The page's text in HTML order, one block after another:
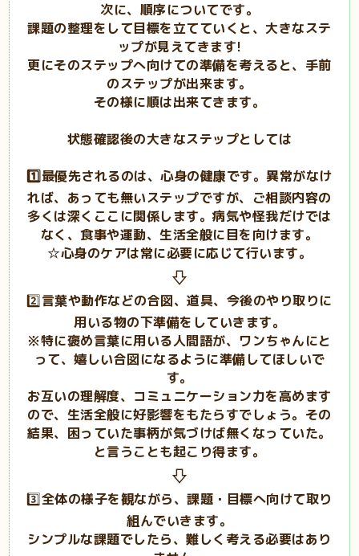
次に、順序についてです。
課題の整理をして目標を立てていくと、大きなステ
ップが見えてきます!
更にそのステップへ向けての準備を考えると、手前
のステップが出来ます。
その様に順は出来てきます。
状態確認後の大きなステップとしては
1️⃣最優先されるのは、心身の健康です。異常がなけ
れば、あっても無いステップですが、ご相談内容の
多くは深くここに関係します。病気や怪我だけでは
なく、食事や運動、生活全般に目を向けます。
☆心身のケアは常に必要に応じて行います。
⇩
2️⃣言葉や動作などの合図、道具、今後のやり取りに
用いる物の下準備をしていきます。
※特に褒め言葉に用いる人間語が、ワンちゃんにと
って、嬉しい合図になるように準備してほしいで
す。
お互いの理解度、コミュニケーション力を高めます
ので、生活全般に好影響をもたらすでしょう。その
結果、困っていた事柄が気づけば無くなっていた。
と言うことも起こり得ます。
⇩
3️⃣全体の様子を観ながら、課題・目標へ向けて取り
組んでいきます。
シンプルな課題でしたら、難しく考える必要はあり